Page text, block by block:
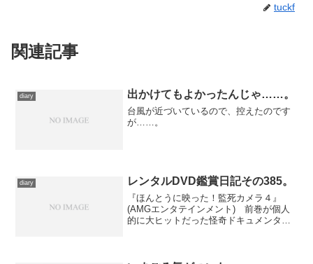
tuckf
関連記事
diary 出かけてもよかったんじゃ……。
台風が近づいているので、控えたのです
が……。
diary レンタルDVD鑑賞日記その385。
『ほんとうに映った！監死カメラ４』
(AMGエンタテインメント) 前巻が個人
的に大ヒットだった怪奇ドキュメンタリ